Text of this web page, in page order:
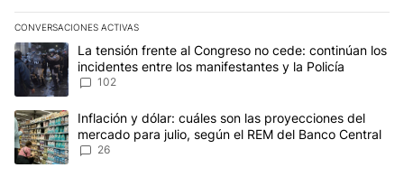
CONVERSACIONES ACTIVAS
Este listado muestra los artículos con más comentarios en los
Un artículo de tendencia con el título "La tensión frente al
La tensión frente al Congreso no cede: continúan los
incidentes entre los manifestantes y la Policía
102
Un artículo de tendencia con el título "Inflación y dólar: cuáles
Inflación y dólar: cuáles son las proyecciones del
mercado para julio, según el REM del Banco Central
26